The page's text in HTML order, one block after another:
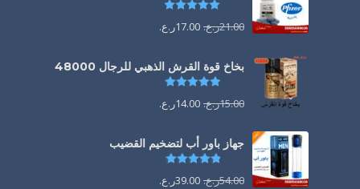
21.00ر.ع. 17.00ر.ع.
بخاخ قوة القرش الذهبي للرجال 48000
تم التقييم
15.00ر.ع. 14.00ر.ع.
جهاز باور أب لتضخيم القضيب
تم التقييم
54.00ر.ع. 39.00ر.ع.